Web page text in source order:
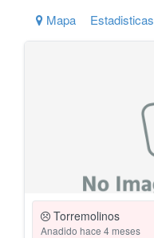
Mapa Estadisticas
Torremolinos
Anadido hace 4 meses